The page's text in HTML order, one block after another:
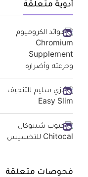
أدوية متعلقة
فحوصات متعلقة